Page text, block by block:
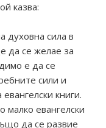
казва:
духовна сила в
да се желае за
е да се
сили и
книги.
малко евангелски
да се развие